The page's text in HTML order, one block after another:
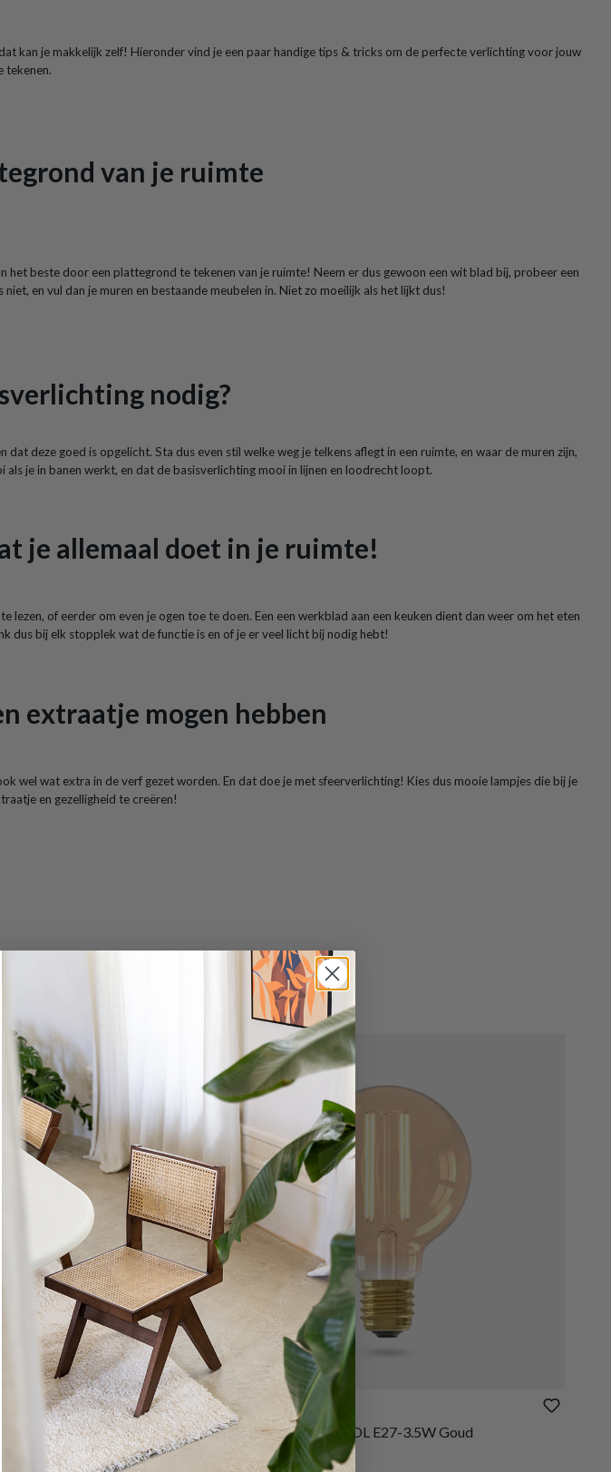
kan je makkelijk zelf! Hieronder vind je een paar handige tips & tricks om de perfecte verlichting voor jouw
tekenen.
van je ruimte
beste door een plattegrond te tekenen van je ruimte! Neem er dus gewoon een wit blad bij, probeer een
en vul dan je muren en bestaande meubelen in. Niet zo moeilijk als het lijkt dus!
nodig?
deze goed is opgelicht. Sta dus even stil welke weg je telkens aflegt in een ruimte, en waar de muren zijn,
je in banen werkt, en dat de basisverlichting mooi in lijnen en loodrecht loopt.
je allemaal doet in je ruimte!
of eerder om even je ogen toe te doen. Een een werkblad aan een keuken dient dan weer om het eten
dus bij elk stopplek wat de functie is en of je er veel licht bij nodig hebt!
extraatje mogen hebben
wel wat extra in de verf gezet worden. En dat doe je met sfeerverlichting! Kies dus mooie lampjes die bij je
en gezelligheid te creëren!
5W-Amber
€ 11,50
LED Lamp W.FILAM. BOL E27-3.5W Goud
Op voorraad